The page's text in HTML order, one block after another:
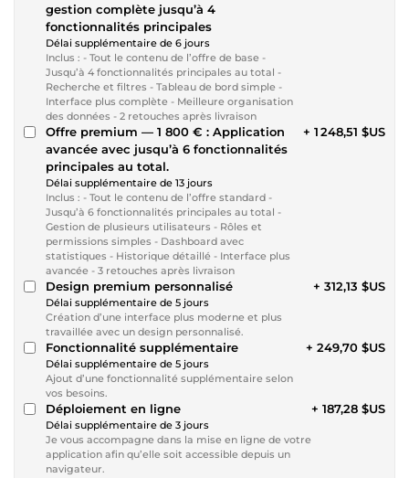
gestion complète jusqu’à 4
fonctionnalités principales
Délai supplémentaire de 6 jours
Inclus : - Tout le contenu de l’offre de base -
Jusqu’à 4 fonctionnalités principales au total -
Recherche et filtres - Tableau de bord simple -
Interface plus complète - Meilleure organisation
des données - 2 retouches après livraison
Offre premium — 1 800 € : Application
avancée avec jusqu’à 6 fonctionnalités
principales au total.
Délai supplémentaire de 13 jours
Inclus : - Tout le contenu de l’offre standard -
Jusqu’à 6 fonctionnalités principales au total -
Gestion de plusieurs utilisateurs - Rôles et
permissions simples - Dashboard avec
statistiques - Historique détaillé - Interface plus
avancée - 3 retouches après livraison
+ 1 248,51 $US
Design premium personnalisé
Délai supplémentaire de 5 jours
Création d’une interface plus moderne et plus
travaillée avec un design personnalisé.
+ 312,13 $US
Fonctionnalité supplémentaire
Délai supplémentaire de 5 jours
Ajout d’une fonctionnalité supplémentaire selon
vos besoins.
+ 249,70 $US
Déploiement en ligne
Délai supplémentaire de 3 jours
Je vous accompagne dans la mise en ligne de votre
application afin qu’elle soit accessible depuis un
navigateur.
+ 187,28 $US